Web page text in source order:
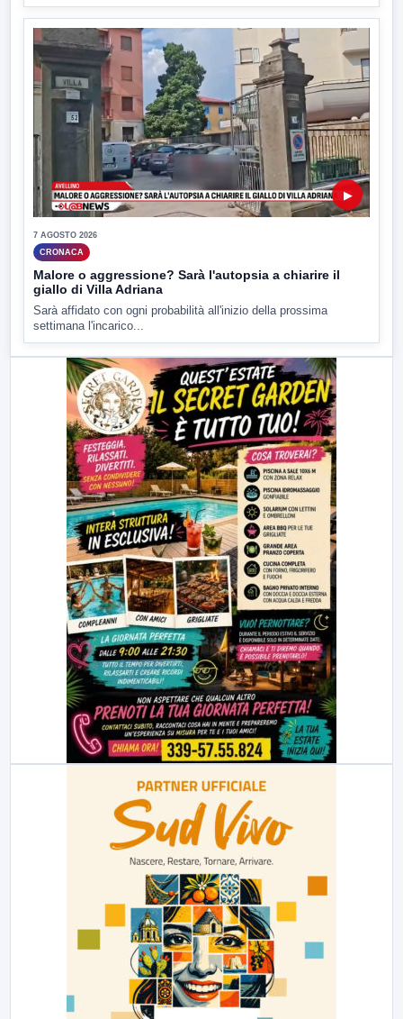
▶
7 AGOSTO 2026
CRONACA
Malore o aggressione? Sarà l'autopsia a chiarire il
giallo di Villa Adriana
Sarà affidato con ogni probabilità all'inizio della prossima
settimana l'incarico...